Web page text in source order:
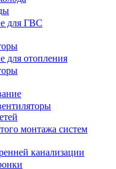
для ГВС
для отопления
монтажа систем
канализации